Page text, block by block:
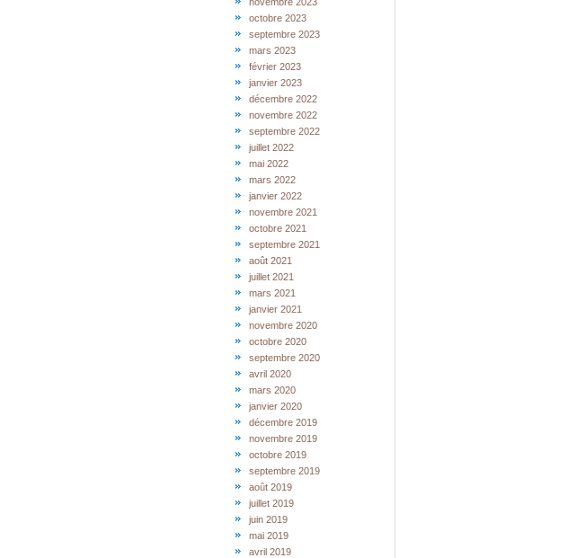
octobre 2023
septembre 2023
mars 2023
février 2023
janvier 2023
décembre 2022
novembre 2022
septembre 2022
juillet 2022
mai 2022
mars 2022
janvier 2022
novembre 2021
octobre 2021
septembre 2021
août 2021
juillet 2021
mars 2021
janvier 2021
novembre 2020
octobre 2020
septembre 2020
avril 2020
mars 2020
janvier 2020
décembre 2019
novembre 2019
octobre 2019
septembre 2019
août 2019
juillet 2019
juin 2019
mai 2019
avril 2019